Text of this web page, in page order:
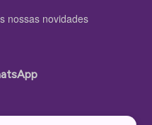
nossas novidades